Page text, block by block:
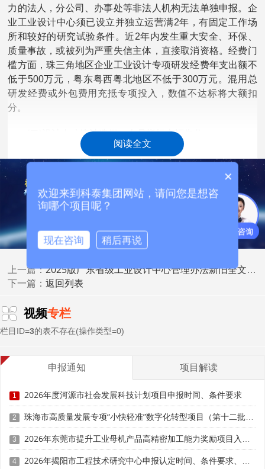
力的法人，分公司、办事处等非法人机构无法单独申报。企
业工业设计中心须已设立并独立运营满2年，有固定工作场
所和较好的研究试验条件。近2年内发生重大安全、环保、
质量事故，或被列为严重失信主体，直接取消资格。经费门
槛方面，珠三角地区企业工业设计专项研发经费年支出额不
低于500万元，粤东粤西粤北地区不低于300万元。混用总
研发经费或外包费用充抵专项投入，数值不达标将大额扣
分。
(二)设计人才统计造假，人员指标大幅失分
人才队伍是评审核心量化指标，社保与劳动合同交叉核
验严格。企业工业设计中心要求工业设计从业人员珠三角地
区25人以上、粤东粤西粤北地区15人以上;独立工业设计企
业申报则分别为30人和18人。具有大学本科及以上学历人
员、具有中级专业技术职务的人员、具有技师二级及以上职
业资格或职业技能等级的人员比例均须不低于50%。兼职人
员无连续社保却计入设计团队，评审直接剔除人数导致不达
员，专家判定无法支撑主业创新，扣减30%以上人才分值。
新版政策强化财务数据交叉比对，申报表、审计报告、
明，初审直接扣分。企业须单独归集设计设备采购、设计师
薪酬、原型打样等专项支出，提供发票与付款凭证。将生产
设备、市场推广、厂房租金计入设计专项经费，不符合归集
要求，扣除全部对应分值。
(四)知识产权与设计成果关联性弱，数量质量双不达标
评审重点核查专利是否服务主业工业设计创新。企业工
业设计中心方面，珠三角地区企业近两年内组织、主持或参
阅读全文
上一篇：2025版广东省级工业设计中心管理办法新旧全文对比：认定门槛上调项与放宽条件全面解析
下一篇：返回列表
视频专栏
栏目ID=3的表不存在(操作类型=0)
申报通知 项目解读
1 2026年度河源市社会发展科技计划项目申报时间、条件要求
2 珠海市高质量发展专项“小快轻准”数字化转型项目（第十二批）入库储备申报时间、条件要求、补助奖励
3 2026年东莞市提升工业母机产品高精密加工能力奖励项目入库申报时间、条件要求、资助标准
4 2026年揭阳市工程技术研究中心申报认定时间、条件要求、扶持奖励
×
欢迎来到科泰集团网站，请问您是想咨
询哪个项目呢？
现在咨询 稍后再说